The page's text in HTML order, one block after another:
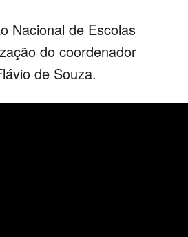
Nacional de Escolas
do coordenador
de Souza.